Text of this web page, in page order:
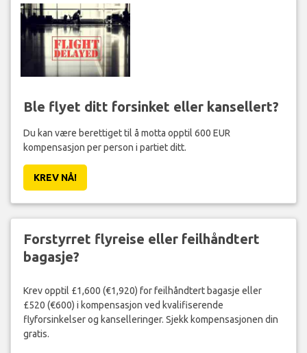
Ble flyet ditt forsinket eller kansellert?
Du kan være berettiget til å motta opptil 600 EUR
kompensasjon per person i partiet ditt.
KREV NÅ!
Forstyrret flyreise eller feilhåndtert
bagasje?
Krev opptil £1,600 (€1,920) for feilhåndtert bagasje eller
£520 (€600) i kompensasjon ved kvalifiserende
flyforsinkelser og kanselleringer. Sjekk kompensasjonen din
gratis.